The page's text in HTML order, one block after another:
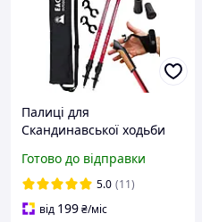
Палиці для
Скандинавської ходьби
палиці з Темляком (колір
червоний) скандинавські
палки
Готово до відправки
5.0 (11)
від 199₴/міс